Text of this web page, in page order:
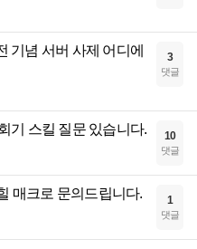
기념 서버 사제 어디에
3
댓글
기 스킬 질문 있습니다. 10
댓글
매크로 문의드립니다. 1
댓글